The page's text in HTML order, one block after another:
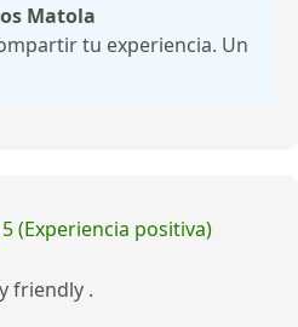
Matola
tu experiencia. Un
5 (Experiencia positiva)
friendly .